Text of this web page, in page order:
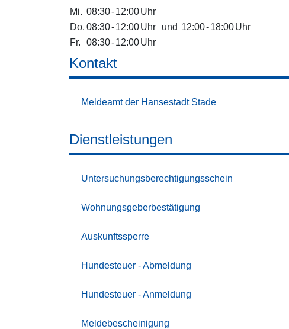
Mi. 08:30-12:00Uhr
Do. 08:30-12:00Uhr und 12:00-18:00Uhr
Fr.
08:30-12:00Uhr
Kontakt
Meldeamt der Hansestadt Stade
Dienstleistungen
Untersuchungsberechtigungsschein
Wohnungsgeberbestätigung
Auskunftssperre
Hundesteuer - Abmeldung
Hundesteuer - Anmeldung
Meldebescheinigung